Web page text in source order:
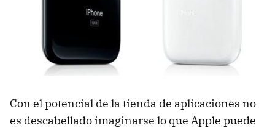
Con el potencial de la tienda de aplicaciones no
es descabellado imaginarse lo que Apple puede